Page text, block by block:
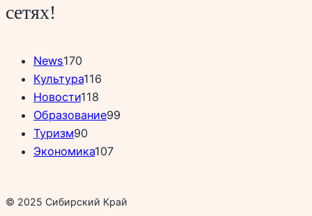
сетях!
News170
Культура116
Новости118
Образование99
Туризм90
Экономика107
© 2025 Сибирский Край